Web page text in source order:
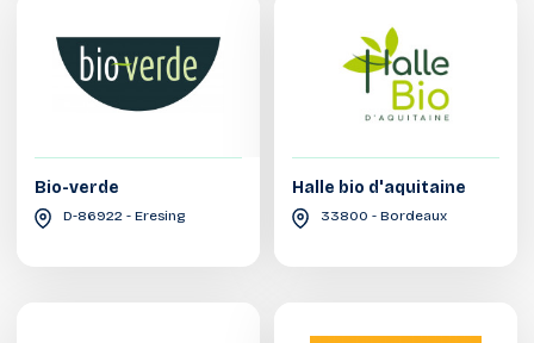
Bio-verde
D-86922 - Eresing
Halle bio d'aquitaine
33800 - Bordeaux